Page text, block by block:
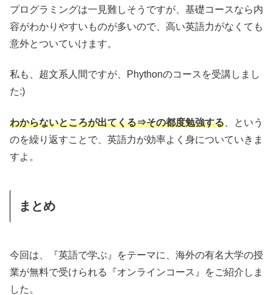
プログラミングは一見難しそうですが、基礎コースなら内
容がわかりやすいものが多いので、高い英語力がなくても
意外とついていけます。
私も、超文系人間ですが、Phythonのコースを受講しまし
た:)
わからないところが出てくる⇒その都度勉強する 、という
のを繰り返すことで、英語力が効率よく身についていきま
すよ。
まとめ
今回は、『英語で学ぶ』をテーマに、海外の有名大学の授
業が無料で受けられる『オンラインコース』をご紹介しま
した。